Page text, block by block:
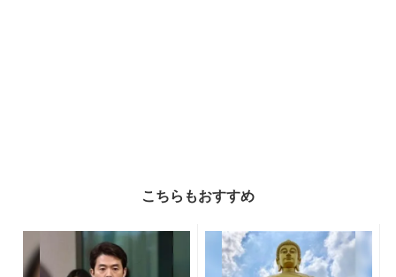
こちらもおすすめ